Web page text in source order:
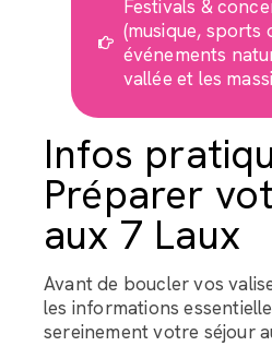
Festivals &
(musique, sports
événements
vallée et les
Infos
Préparer
aux 7 Laux
Avant de boucler vos
les informations
sereinement votre séjour